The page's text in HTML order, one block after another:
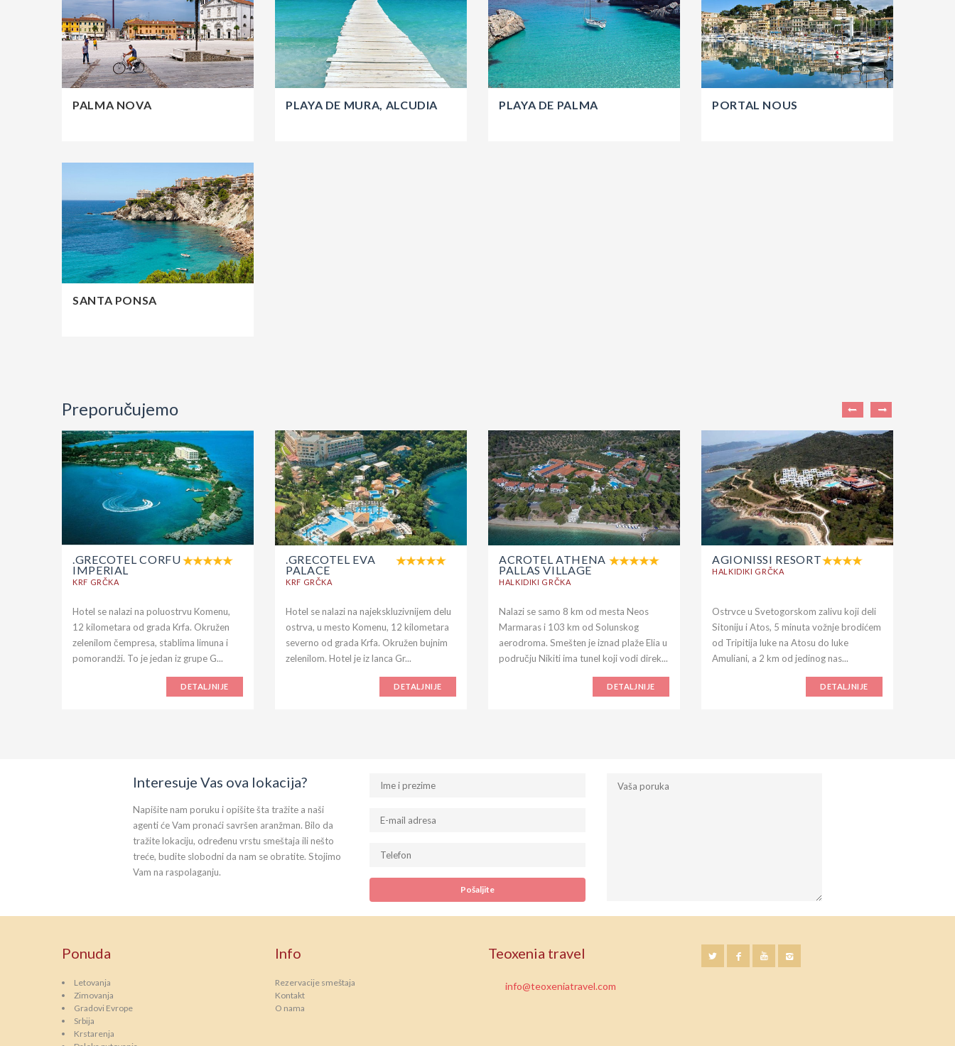
PALMA NOVA PLAYA DE MURA, ALCUDIA PLAYA DE PALMA PORTAL NOUS
SANTA PONSA
Preporučujemo
.GRECOTEL CORFU
IMPERIAL
KRF GRČKA
Hotel se nalazi na poluostrvu Komenu,
12 kilometara od grada Krfa. Okružen
zelenilom čempresa, stablima limuna i
pomorandži. To je jedan iz grupe G...
DETALJNIJE
.GRECOTEL EVA
PALACE
KRF GRČKA
Hotel se nalazi na najekskluzivnijem delu
ostrva, u mesto Komenu, 12 kilometara
severno od grada Krfa. Okružen bujnim
zelenilom. Hotel je iz lanca Gr...
DETALJNIJE
ACROTEL ATHENA
PALLAS VILLAGE
HALKIDIKI GRČKA
Nalazi se samo 8 km od mesta Neos
Marmaras i 103 km od Solunskog
aerodroma. Smešten je iznad plaže Elia u
području Nikiti ima tunel koji vodi direk...
DETALJNIJE
AGIONISSI RESORT
HALKIDIKI GRČKA
Ostrvce u Svetogorskom zalivu koji deli
Sitoniju i Atos, 5 minuta vožnje brodićem
od Tripitija luke na Atosu do luke
Amuliani, a 2 km od jedinog nas...
DETALJNIJE
Interesuje Vas ova lokacija?
Napišite nam poruku i opišite šta tražite a naši
agenti će Vam pronaći savršen aranžman. Bilo da
tražite lokaciju, određenu vrstu smeštaja ili nešto
treće, budite slobodni da nam se obratite. Stojimo
Vam na raspolaganju.
Ponuda
Letovanja
Zimovanja
Gradovi Evrope
Srbija
Krstarenja
Info
Rezervacije smeštaja
Kontakt
O nama
Teoxenia travel
info@teoxeniatravel.com